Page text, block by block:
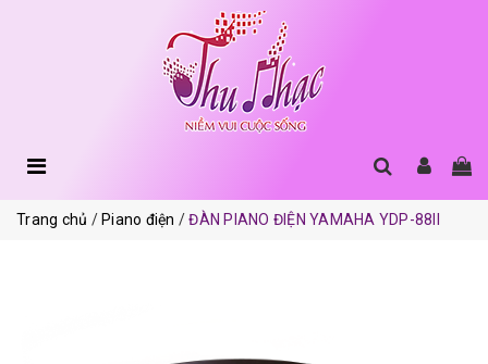
Trang chủ Piano điện ĐÀN PIANO ĐIỆN YAMAHA YDP-88II